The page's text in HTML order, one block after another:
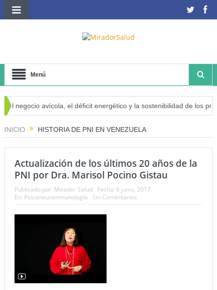
Menú
negocio avícola, el déficit energético y la sostenibilidad de los
INICIO HISTORIA DE PNI EN VENEZUELA
Actualización de los últimos 20 años de la
PNI por Dra. Marisol Pocino Gistau
Publicado por: Mirador Salud Fecha: 6 junio, 2017
En: Psiconeuroinmunología Sin Comentarios